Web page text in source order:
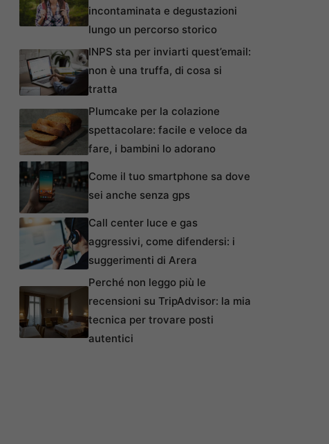
incontaminata e degustazioni
lungo un percorso storico
INPS sta per inviarti quest’email:
non è una truffa, di cosa si
tratta
Plumcake per la colazione
spettacolare: facile e veloce da
fare, i bambini lo adorano
Come il tuo smartphone sa dove
sei anche senza gps
Call center luce e gas
aggressivi, come difendersi: i
suggerimenti di Arera
Perché non leggo più le
recensioni su TripAdvisor: la mia
tecnica per trovare posti
autentici